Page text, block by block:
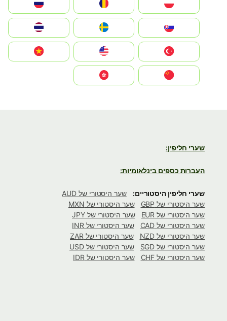
România
Slovensko
United States
Vietnam
שערי חליפין:
העברות כספים בינלאומיות:
שערי חליפין היסטוריים:
שער היסטורי של AUD
שער היסטורי של GBP
שער היסטורי של MXN
שער היסטורי של EUR
שער היסטורי של JPY
שער היסטורי של CAD
שער היסטורי של INR
שער היסטורי של NZD
שער היסטורי של ZAR
שער היסטורי של SGD
שער היסטורי של USD
שער היסטורי של CHF
שער היסטורי של IDR